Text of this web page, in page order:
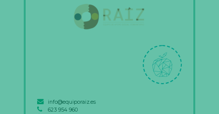
info@equiporaiz.es
623 954 960